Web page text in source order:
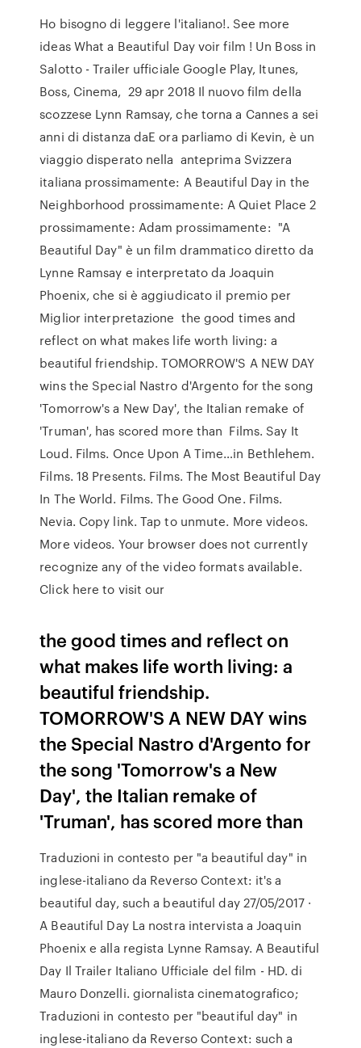
Ho bisogno di leggere l'italiano!. See more
ideas What a Beautiful Day voir film ! Un Boss in
Salotto - Trailer ufficiale Google Play, Itunes,
Boss, Cinema, 29 apr 2018 Il nuovo film della
scozzese Lynn Ramsay, che torna a Cannes a sei
anni di distanza daE ora parliamo di Kevin, è un
viaggio disperato nella anteprima Svizzera
italiana prossimamente: A Beautiful Day in the
Neighborhood prossimamente: A Quiet Place 2
prossimamente: Adam prossimamente: "A
Beautiful Day" è un film drammatico diretto da
Lynne Ramsay e interpretato da Joaquin
Phoenix, che si è aggiudicato il premio per
Miglior interpretazione the good times and
reflect on what makes life worth living: a
beautiful friendship. TOMORROW'S A NEW DAY
wins the Special Nastro d'Argento for the song
'Tomorrow's a New Day', the Italian remake of
'Truman', has scored more than Films. Say It
Loud. Films. Once Upon A Time…in Bethlehem.
Films. 18 Presents. Films. The Most Beautiful Day
In The World. Films. The Good One. Films.
Nevia. Copy link. Tap to unmute. More videos.
More videos. Your browser does not currently
recognize any of the video formats available.
Click here to visit our
the good times and reflect on
what makes life worth living: a
beautiful friendship.
TOMORROW'S A NEW DAY wins
the Special Nastro d'Argento for
the song 'Tomorrow's a New
Day', the Italian remake of
'Truman', has scored more than
Traduzioni in contesto per "a beautiful day" in
inglese-italiano da Reverso Context: it's a
beautiful day, such a beautiful day 27/05/2017 ·
A Beautiful Day La nostra intervista a Joaquin
Phoenix e alla regista Lynne Ramsay. A Beautiful
Day Il Trailer Italiano Ufficiale del film - HD. di
Mauro Donzelli. giornalista cinematografico;
Traduzioni in contesto per "beautiful day" in
inglese-italiano da Reverso Context: such a